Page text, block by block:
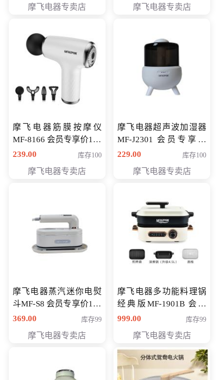
摩飞电器专卖店 摩飞电器专卖店
摩飞电器筋膜按摩仪
MF-8166 会员专享价168
元
239.00 库存100
摩飞电器专卖店
摩飞电器超声波加湿器
MF-J2301 会员专享价
168元
229.00 库存100
摩飞电器专卖店
摩飞电器蒸汽迷你电熨
斗MF-S8 会员专享价168
元
369.00 库存99
摩飞电器专卖店
摩飞电器多功能料理锅
经典版MF-1901B 会员
专享价399元
999.00 库存99
摩飞电器专卖店